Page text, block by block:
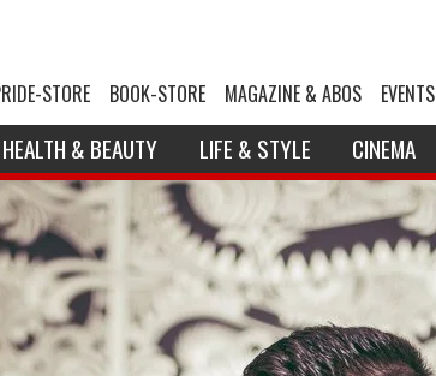
STORE BOOK-STORE MAGAZINE & ABOS EVENTS
HEALTH & BEAUTY LIFE & STYLE CINEMA